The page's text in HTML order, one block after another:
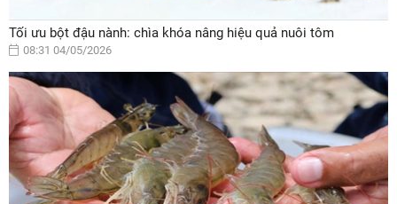
Tối ưu bột đậu nành: chìa khóa nâng hiệu quả nuôi tôm
08:31 04/05/2026